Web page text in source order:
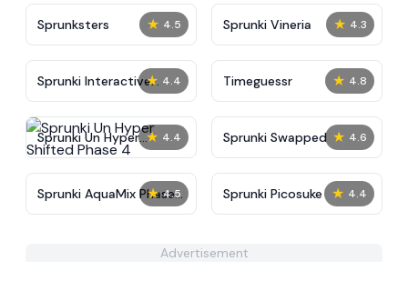
★ 4.5
Sprunksters ★ 4.3
Sprunki Vineria
★ 4.4
Sprunki Interactive
Tunner
★ 4.8
Timeguessr
★ 4.4
Sprunki Un Hyper
Shifted Phase 4
★ 4.6
Sprunki Swapped
★ 4.5
Sprunki AquaMix Phase
4
★ 4.4
Sprunki Picosuke
Advertisement